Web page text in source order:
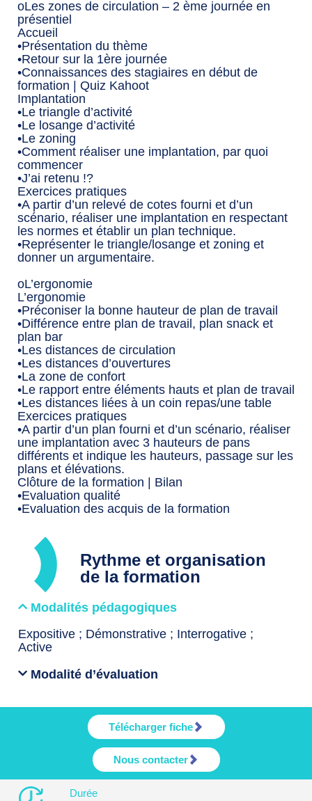
oLes zones de circulation – 2 ème journée en
présentiel
Accueil
•Présentation du thème
•Retour sur la 1ère journée
•Connaissances des stagiaires en début de
formation | Quiz Kahoot
Implantation
•Le triangle d’activité
•Le losange d’activité
•Le zoning
•Comment réaliser une implantation, par quoi
commencer
•J’ai retenu !?
Exercices pratiques
•A partir d’un relevé de cotes fourni et d’un
scénario, réaliser une implantation en respectant
les normes et établir un plan technique.
•Représenter le triangle/losange et zoning et
donner un argumentaire.
oL’ergonomie
L’ergonomie
•Préconiser la bonne hauteur de plan de travail
•Différence entre plan de travail, plan snack et
plan bar
•Les distances de circulation
•Les distances d’ouvertures
•La zone de confort
•Le rapport entre éléments hauts et plan de travail
•Les distances liées à un coin repas/une table
Exercices pratiques
•A partir d’un plan fourni et d’un scénario, réaliser
une implantation avec 3 hauteurs de pans
différents et indique les hauteurs, passage sur les
plans et élévations.
Clôture de la formation | Bilan
•Evaluation qualité
•Evaluation des acquis de la formation
Rythme et organisation
de la formation
Modalités pédagogiques
Expositive ; Démonstrative ; Interrogative ;
Active
Modalité d’évaluation
Télécharger fiche
Nous contacter
Durée